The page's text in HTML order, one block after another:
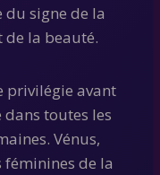
du signe de la
de la beauté.
privilégie avant
dans toutes les
Vénus,
féminines de la